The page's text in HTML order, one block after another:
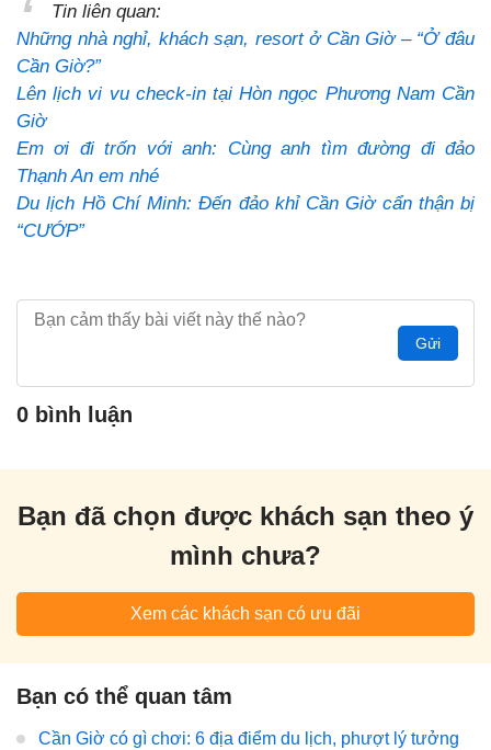
Tin liên quan:
Những nhà nghỉ, khách sạn, resort ở Cần Giờ – “Ở đâu
Cần Giờ?”
Lên lịch vi vu check-in tại Hòn ngọc Phương Nam Cần
Giờ
Em ơi đi trốn với anh: Cùng anh tìm đường đi đảo
Thạnh An em nhé
Du lịch Hồ Chí Minh: Đến đảo khỉ Cần Giờ cẩn thận bị
“CƯỚP”
Gửi
0 bình luận
Bạn đã chọn được khách sạn theo ý
mình chưa?
Xem các khách sạn có ưu đãi
Bạn có thể quan tâm
Cần Giờ có gì chơi: 6 địa điểm du lịch, phượt lý tưởng